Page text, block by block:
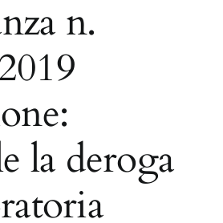
n.
la deroga